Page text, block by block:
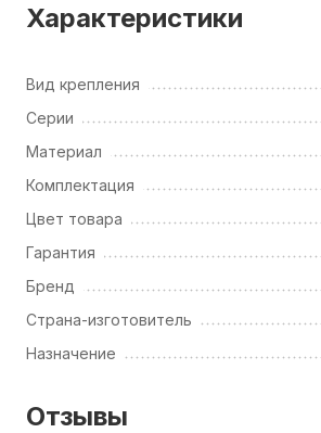
Характеристики
Вид крепления
Серии
Материал
Комплектация
Цвет товара
Гарантия
Бренд
Страна-изготовитель
Назначение
Отзывы